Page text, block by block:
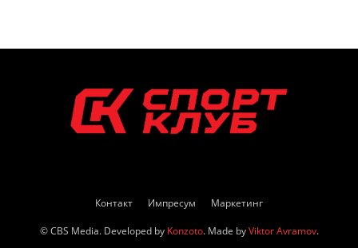
Контакт Импресум Маркетинг
© CBS Media. Developed by Konzoto. Made byViktor Avramov.